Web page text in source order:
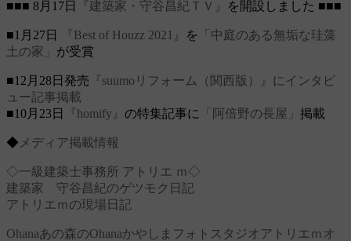
■■■ 8月17日 『建築家・守谷昌紀ＴＶ』 を開設しました ■■■
■1月27日 『Best of Houzz 2021』 を
「中庭のある無垢な珪藻
土の家」 が受賞
■12月28日発売 『suumoリフォーム（関西版）』にインタビ
ュー記事掲載
■10月23日
『homify』 の特集記事に 「阿倍野の長屋」 掲載
◆ メディア掲載情報
◇一級建築士事務所 アトリエ ｍ◇
建築家 守谷昌紀のゲツモク日記
アトリエｍの現場日記
Ohanaあの森のOhanaかやしまフォトスタジオ アトリエｍ オ